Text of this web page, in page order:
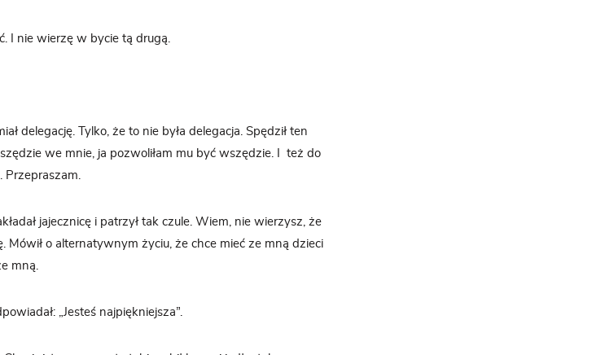
I nie wierzę w bycie tą drugą.
delegację. Tylko, że to nie była delegacja. Spędził ten
we mnie, ja pozwoliłam mu być wszędzie. I
też do
Przepraszam.
jajecznicę i patrzył tak czule. Wiem, nie wierzysz, że
Mówił o alternatywnym życiu, że chce mieć ze mną dzieci
mną.
„Jesteś najpiękniejsza”.